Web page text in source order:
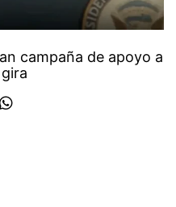
campaña de apoyo a